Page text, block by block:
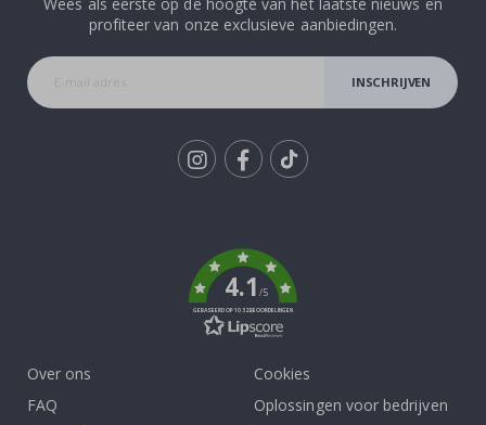
profiteer van onze exclusieve aanbiedingen.
INSCHRIJVEN
4.1/5
GEBASEERD OP 1032 BEOORDELINGEN
Over ons
FAQ
Cookies
Oplossingen voor bedrijven